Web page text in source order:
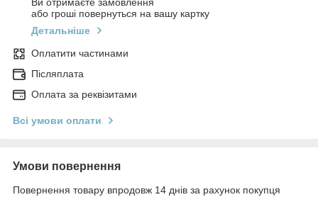
Ви отримаєте замовлення
або гроші повернуться на вашу картку
Детальніше
Оплатити частинами
Післяплата
Оплата за реквізитами
Всі умови оплати
Умови повернення
Повернення товару впродовж 14 днів за рахунок покупця